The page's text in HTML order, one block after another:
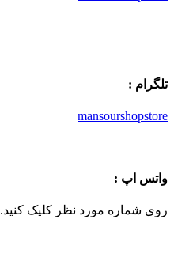
تلگرام :
mansourshopstore
واتس اپ :
روی شماره مورد نظر کلیک کنید.